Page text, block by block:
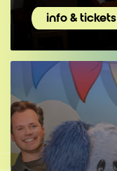
info & tickets